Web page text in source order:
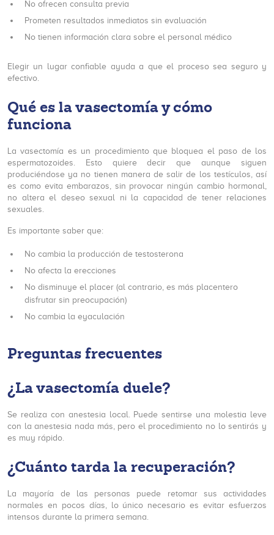
No ofrecen consulta previa
Prometen resultados inmediatos sin evaluación
No tienen información clara sobre el personal médico
Elegir un lugar confiable ayuda a que el proceso sea seguro y
efectivo.
Qué es la vasectomía y cómo
funciona
La vasectomía es un procedimiento que bloquea el paso de los
espermatozoides. Esto quiere decir que aunque siguen
produciéndose ya no tienen manera de salir de los testículos, así
es como evita embarazos, sin provocar ningún cambio hormonal,
no altera el deseo sexual ni la capacidad de tener relaciones
sexuales.
Es importante saber que:
No cambia la producción de testosterona
No afecta la erecciones
No disminuye el placer (al contrario, es más placentero
disfrutar sin preocupación)
No cambia la eyaculación
Preguntas frecuentes
¿La vasectomía duele?
Se realiza con anestesia local. Puede sentirse una molestia leve
con la anestesia nada más, pero el procedimiento no lo sentirás y
es muy rápido.
¿Cuánto tarda la recuperación?
La mayoría de las personas puede retomar sus actividades
normales en pocos días, lo único necesario es evitar esfuerzos
intensos durante la primera semana.